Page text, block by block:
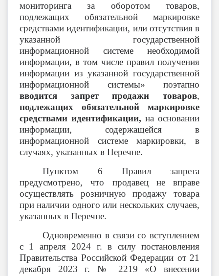
мониторинга за оборотом товаров,
подлежащих обязательной маркировке
средствами идентификации, или отсутствия в
указанной государственной
информационной системе необходимой
информации, в том числе правил получения
информации из указанной государственной
информационной системы» поэтапно
вводится запрет продажи товаров,
подлежащих обязательной маркировке
средствами идентификации, на основании
информации, содержащейся в
информационной системе маркировки, в
случаях, указанных в Перечне.
Пунктом 6 Правил запрета
предусмотрено, что продавец не вправе
осуществлять розничную продажу товара
при наличии одного или нескольких случаев,
указанных в Перечне.
Одновременно в связи со вступлением
с 1 апреля 2024 г. в силу постановления
Правительства Российской Федерации от 21
декабря 2023 г. № 2219 «О внесении